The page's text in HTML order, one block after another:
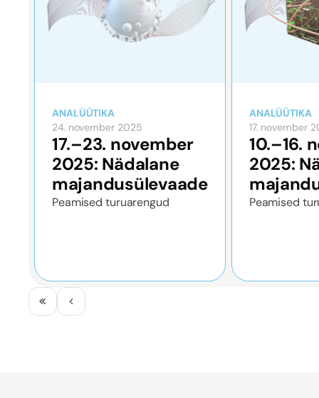
ANALÜÜTIKA
24. november 2025
17.–23. november
2025: Nädalane
majandusülevaade
Peamised turuarengud
ANALÜÜTIKA
17. november
10.–16.
2025:
Peamised